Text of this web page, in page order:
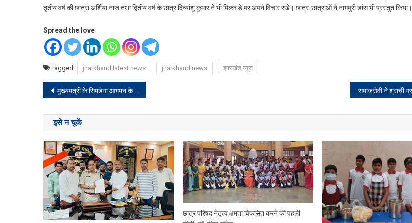
तृतीय वर्ष की छात्रा अर्शिया नाज तथा द्वितीय वर्ष के छात्र दिव्यांशु कुमार ने भी मिल्क डे पर अपने विचार रखे। छात्र-छात्राओं ने नागपुरी डांस भी प्रस्तुत किया।
Spread the love
Tagged jharkhand latest news jharkhand news झारखंड न्यूज
Post
navigation
मुख्यमंत्री के सिमडेगा आगमन के मद्देनजर उपायुक्त ने कार्यक्रम स्थल का किया निरीक्षण
इसे न चूकें
छात्र परिषद नेतृत्व क्षमता विकसित करने की पहली